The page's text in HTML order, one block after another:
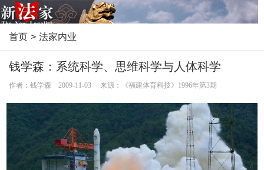
首页 > 法家内业
钱学森：系统科学、思维科学与人体科学
作者：钱学森 2009-11-03 来源：《福建体育科技》1996年第3期